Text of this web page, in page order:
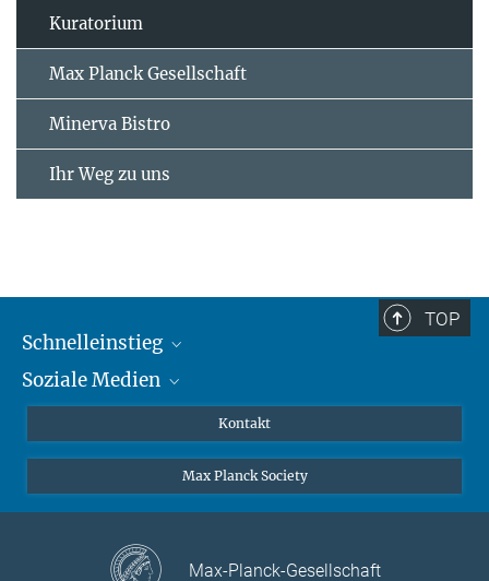
Kuratorium
Max Planck Gesellschaft
Minerva Bistro
Ihr Weg zu uns
TOP
Schnelleinstieg
Journalisten
Soziale Medien
Kontakt
Max Planck Society
Max-Planck-Gesellschaft